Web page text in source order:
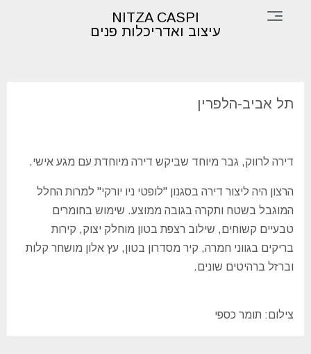
NITZA CASPI
עיצוב ואדריכלות פנים
×
הבית
ופרטים
אודות
צור
תל אביב-הלפרין
דירה לרווק, גבר מיוחד שביקש דירה מיוחדת עם מגע אישי.
הרצון היה ליצור דירה בסגנון "לופטי ניו יורקי" למרות החלל
המוגבל בשטח ותקרה בגובה ממוצע. שימוש בחומרים
טבעיים קשוחים, שילוב רצפת בטון מוחלק יצוק, קירות
בריקים בגווני חמרה, קיר מסדרון בטון, עץ אלון מושחר קלות
וברזל ברהיטים שונים.
צילום: תומר כספי